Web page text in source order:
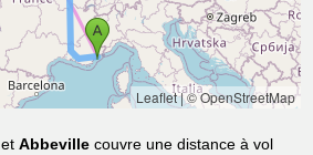
Leaflet|© OpenStreetMap
etAbbeville couvre une distance à vol